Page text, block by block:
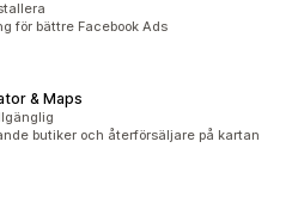
för bättre Facebook Ads
& Maps
butiker och återförsäljare på kartan